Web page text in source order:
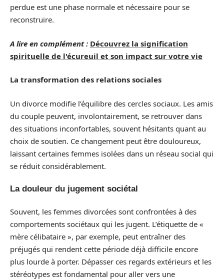
perdue est une phase normale et nécessaire pour se
reconstruire.
A lire en complément : Découvrez la signification
spirituelle de l'écureuil et son impact sur votre vie
La transformation des relations sociales
Un divorce modifie l’équilibre des cercles sociaux. Les amis
du couple peuvent, involontairement, se retrouver dans
des situations inconfortables, souvent hésitants quant au
choix de soutien. Ce changement peut être douloureux,
laissant certaines femmes isolées dans un réseau social qui
se réduit considérablement.
La douleur du jugement sociétal
Souvent, les femmes divorcées sont confrontées à des
comportements sociétaux qui les jugent. L’étiquette de «
mère célibataire », par exemple, peut entraîner des
préjugés qui rendent cette période déjà difficile encore
plus lourde à porter. Dépasser ces regards extérieurs et les
stéréotypes est fondamental pour aller vers une